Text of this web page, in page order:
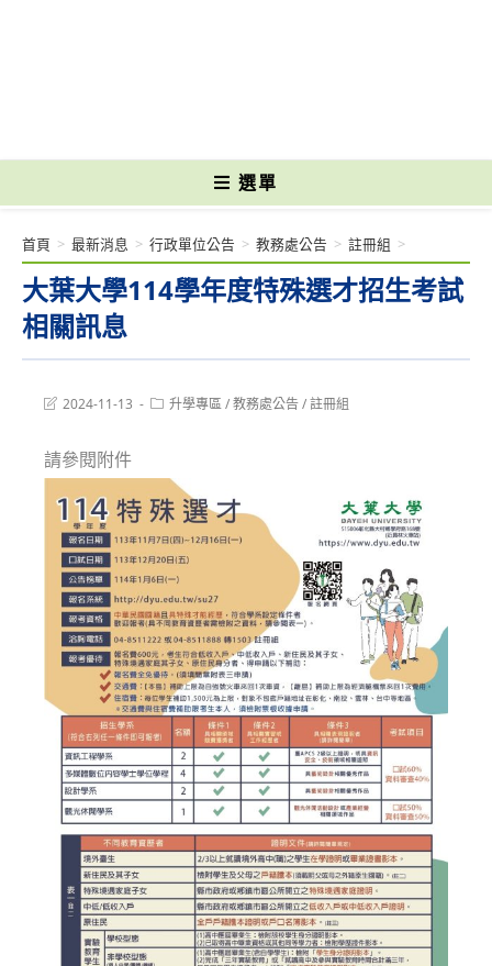
選單
大葉大學114學年度特殊選才招生考試
相關訊息
首頁 > 最新消息 > 行政單位公告 > 教務處公告 > 註冊組 >
Post2024-11-13
Post升學專區/教務處公告/註冊組
請參閱附件